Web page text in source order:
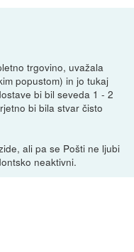
trgovino, uvažala
popustom) in jo tukaj
bi bil seveda 1 - 2
bi bila stvar čisto
ali pa se Pošti ne ljubi
neaktivni.